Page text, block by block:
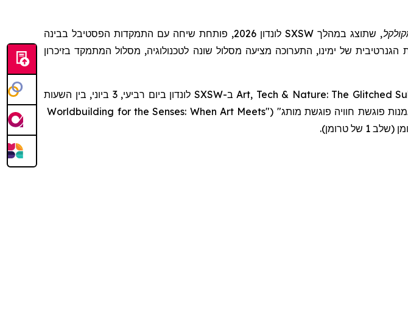
, שתוצג במהלך SXSW
לונדון 2026, פותחת שיחה עם התמקדות הפסטיבל בבינה
של ימינו, התערוכה מציעה מסלול שונה לטכנולוגיה, מסלול המתמקד בזיכרון
Art, Tech & Nature: The Glitched ב-SXSW
לונדון ביום רביעי, 3 ביוני, בין השעות
פוגשת חוויה פוגשת מותג" ("
Worldbuilding for the Senses: When Art Meets